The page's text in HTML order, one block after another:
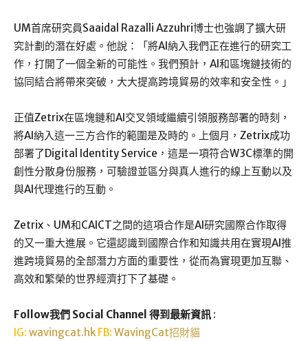
UM首席研究員Saaidal Razalli Azzuhri博士也強調了擴大研
究計劃的潛在好處。他說：「將AI納入我們正在進行的研究工
作，打開了一個全新的可能性。我們預計，AI和區塊鏈技術的
協同結合將帶來突破，大大提高跨境貿易的效率和安全性。」
正值Zetrix在區塊鏈和AI交叉領域繼續引領服務部署的時刻，
將AI納入這一三方合作的範圍是及時的。上個月，Zetrix成功
部署了Digital Identity Service，這是一項符合W3C標準的開
創性分散身份服務，可驗證並區分與真人進行的線上互動以及
與AI代理進行的互動。
Zetrix、UM和CAICT之間的這項合作是AI研究國際合作取得
的又一重大進展。它還認識到國際合作和知識共用在實現AI推
進跨境貿易的全部潛力方面的重要性，從而為實現更加互聯、
高效和繁榮的世界經濟打下了基礎。
Follow我們 Social Channel 得到最新資訊 :
IG: wavingcat.hk FB: WavingCat招財貓